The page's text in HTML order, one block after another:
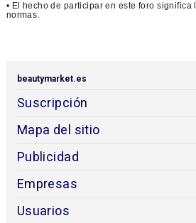
• El hecho de participar en este foro significa
normas.
beautymarket.es
Suscripción
Mapa del sitio
Publicidad
Empresas
Usuarios